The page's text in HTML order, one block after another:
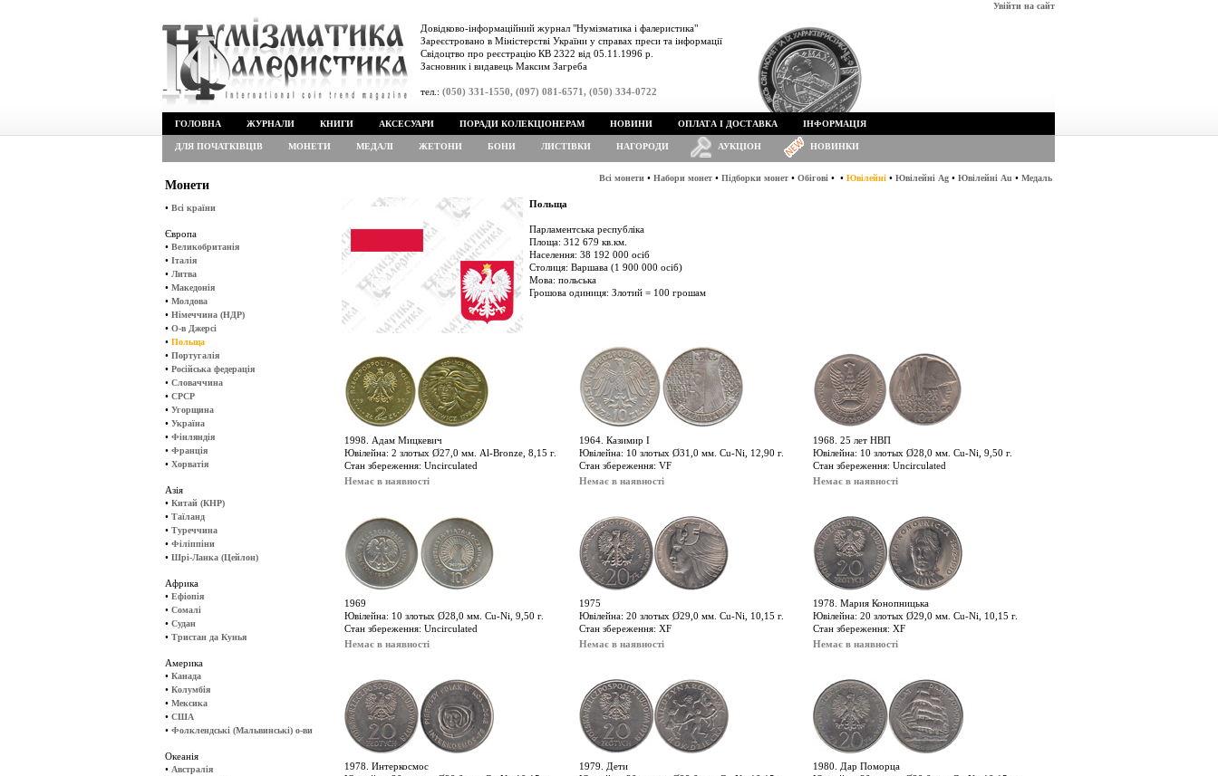
Увійти на сайт
Довідково-інформаційний журнал "Нумізматика і фалеристика"
Зареєстровано в Міністерстві України у справах преси та інформації
Свідоцтво про реєстрацію КВ 2322 від 05.11.1996 р.
Засновник і видавець Максим Загреба
тел.: (050) 331-1550, (097) 081-6571, (050) 334-0722
ГОЛОВНА ЖУРНАЛИ КНИГИ АКСЕСУАРИ ПОРАДИ КОЛЕКЦІОНЕРАМ НОВИНИ ОПЛАТА І ДОСТАВКА ІНФОРМАЦІЯ
ДЛЯ ПОЧАТКІВЦІВ МОНЕТИ МЕДАЛІ ЖЕТОНИ БОНИ ЛИСТІВКИ НАГОРОДИ АУКЦІОН НОВИНКИ
Монети
• Всі країни
Європа
• Великобританія
• Італія
• Литва
• Македонія
• Молдова
• Німеччина (НДР)
• О-в Джерсі
• Польща
• Португалія
• Російська федерація
• Словаччина
• СРСР
• Угорщина
• Україна
• Фінляндія
• Франція
• Хорватія
Азія
• Китай (КНР)
• Таїланд
• Туреччина
• Філіппіни
• Шрі-Ланка (Цейлон)
Африка
• Ефіопія
• Сомалі
• Судан
• Тристан да Кунья
Америка
• Канада
• Колумбія
• Мексика
• США
• Фолклендські (Мальвинські) о-ви
Океанія
• Австралія
Всі монети • Набори монет • Підборки монет • Обігові • • Ювілейні • Ювілейні Ag • Ювілейні Au • Медаль
Польща
Парламентська республіка
Площа: 312 679 кв.км.
Населення: 38 192 000 осіб
Столиця: Варшава (1 900 000 осіб)
Мова: польська
Грошова одиниця: Злотий = 100 грошам
1998. Адам Мицкевич
Ювілейна: 2 злотых Ø27,0 мм. Al-Bronze, 8,15 г.
Стан збереження: Uncirculated
Немає в наявності
1964. Казимир І
Ювілейна: 10 злотых Ø31,0 мм. Cu-Ni, 12,90 г.
Стан збереження: VF
Немає в наявності
1968. 25 лет НВП
Ювілейна: 10 злотых Ø28,0 мм. Cu-Ni, 9,50 г.
Стан збереження: Uncirculated
Немає в наявності
1969
Ювілейна: 10 злотых Ø28,0 мм. Cu-Ni, 9,50 г.
Стан збереження: Uncirculated
Немає в наявності
1975
Ювілейна: 20 злотых Ø29,0 мм. Cu-Ni, 10,15 г.
Стан збереження: XF
Немає в наявності
1978. Мария Конопницька
Ювілейна: 20 злотых Ø29,0 мм. Cu-Ni, 10,15 г.
Стан збереження: XF
Немає в наявності
1978. Интеркосмос
1979. Дети
1980. Дар Поморца